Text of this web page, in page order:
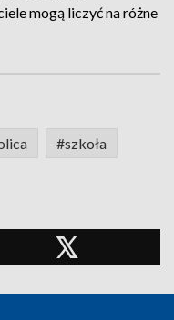
mogą liczyć na różne
#szkoła